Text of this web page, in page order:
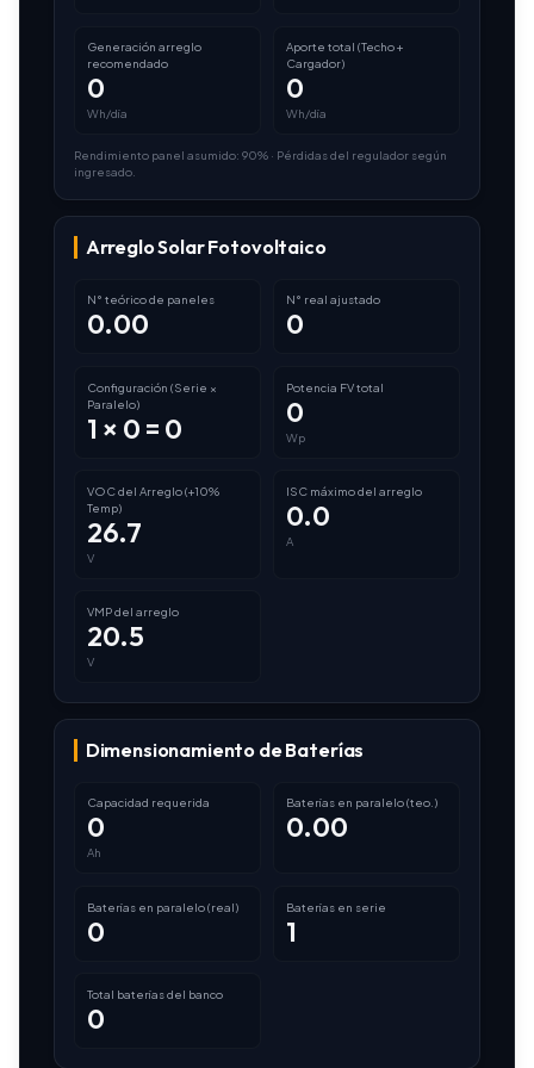
Generación arreglo
recomendado
0
Wh/día
Aporte total (Techo +
Cargador)
0
Wh/día
Rendimiento panel asumido: 90% · Pérdidas del regulador según
ingresado.
Arreglo Solar Fotovoltaico
N° teórico de paneles
0.00
N° real ajustado
0
Configuración (Serie ×
Paralelo)
1 × 0 = 0
Potencia FV total
0
Wp
VOC del Arreglo (+10%
Temp)
26.7
V
ISC máximo del arreglo
0.0
A
VMP del arreglo
20.5
V
Dimensionamiento de Baterías
Capacidad requerida
0
Ah
Baterías en paralelo (teo.)
0.00
Baterías en paralelo (real)
0
Baterías en serie
1
Total baterías del banco
0